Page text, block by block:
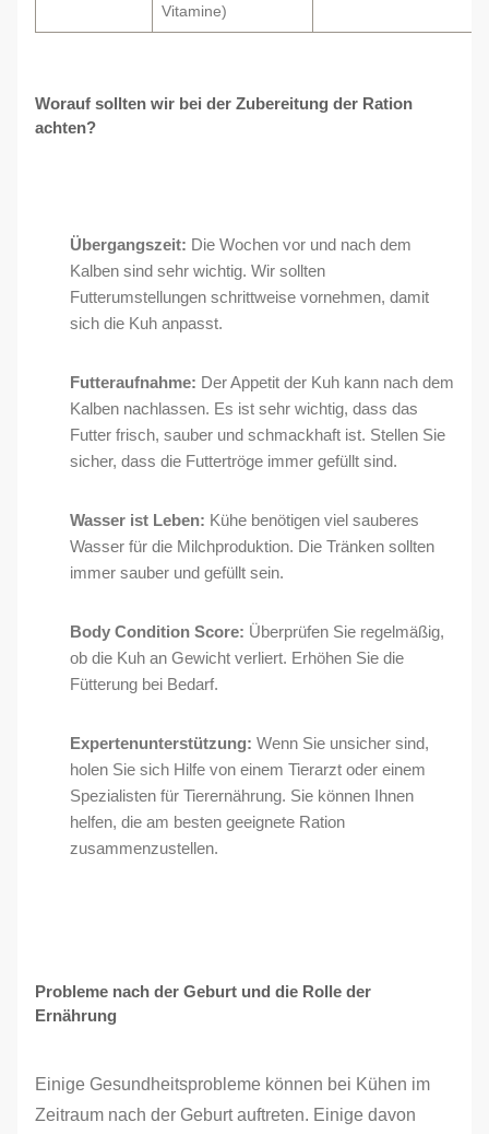
Vitamine)
Worauf sollten wir bei der Zubereitung der Ration
achten?
Übergangszeit: Die Wochen vor und nach dem
Kalben sind sehr wichtig. Wir sollten
Futterumstellungen schrittweise vornehmen, damit
sich die Kuh anpasst.
Futteraufnahme: Der Appetit der Kuh kann nach dem
Kalben nachlassen. Es ist sehr wichtig, dass das
Futter frisch, sauber und schmackhaft ist. Stellen Sie
sicher, dass die Futtertröge immer gefüllt sind.
Wasser ist Leben: Kühe benötigen viel sauberes
Wasser für die Milchproduktion. Die Tränken sollten
immer sauber und gefüllt sein.
Body Condition Score: Überprüfen Sie regelmäßig,
ob die Kuh an Gewicht verliert. Erhöhen Sie die
Fütterung bei Bedarf.
Expertenunterstützung: Wenn Sie unsicher sind,
holen Sie sich Hilfe von einem Tierarzt oder einem
Spezialisten für Tierernährung. Sie können Ihnen
helfen, die am besten geeignete Ration
zusammenzustellen.
Probleme nach der Geburt und die Rolle der
Ernährung
Einige Gesundheitsprobleme können bei Kühen im
Zeitraum nach der Geburt auftreten. Einige davon